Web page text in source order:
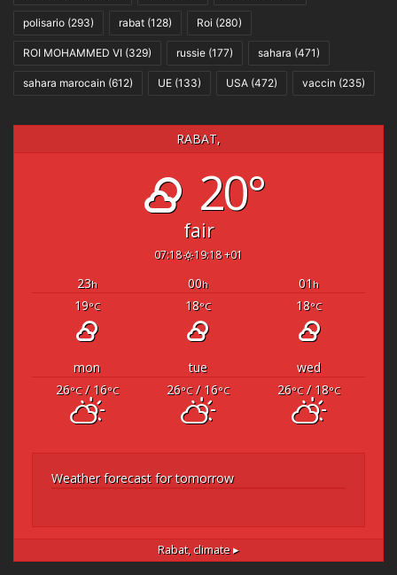
polisario (293) rabat (128) Roi (280)
ROI MOHAMMED VI (329) russie (177) sahara (471)
sahara marocain (612) UE (133) USA (472) vaccin (235)
RABAT,
20°
fair
07:18 19:18 +01
23h 00h 01 h
19°C 18°C 18°C
mon tue
wed
26°C/ 16°C 26°C/ 16°C 26°C/ 18°C
Weather forecast for tomorrow
Rabat, climate ▸